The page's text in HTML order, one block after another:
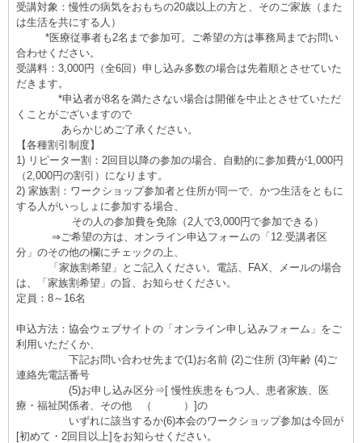
受講対象：慢性の病気をおもちの20歳以上の方と、そのご家族（また
は生活を共にする人）
*医療従事者も2名まで参加可。ご希望の方は事務局までお問い
合わせください。
受講料：3,000円（全6回）申し込み多数の場合は先着順とさせていた
だきます。
*申込者が8名を満たさない場合は開催を中止とさせていただ
くことがございますので
あらかじめご了承ください。
【各種割引制度】
1) リピーター割：2回目以降の参加の場合、自動的に参加費が1,000円
（2,000円の割引）になります。
2) 家族割：ワークショップ参加者と住所が同一で、かつ生活をともに
する人がいっしょに参加する場合、
その人の参加費を免除（2人で3,000円で参加できる）
⇒ご希望の方は、オンライン申込フォームの「12.受講者区
分」のその他の欄にチェックの上、
「家族割希望」とご記入ください。電話、FAX、メールの場合
は、「家族割希望」の旨、お知らせください。
定員：8～16名
申込方法：協会ウェブサイトの「オンライン申し込みフォーム」をご
利用いただくか、
下記お問い合わせ先まで(1)お名前 (2)ご住所 (3)年齢 (4)ご
連絡先電話番号
(5)お申し込み区分⇒[ 慢性疾患をもつ人、患者家族、医
療・福祉関係者、その他 （ ）]の
いずれに該当するか(6)本会のワークショップ参加は今回が
[初めて・2回目以上]をお知らせください。